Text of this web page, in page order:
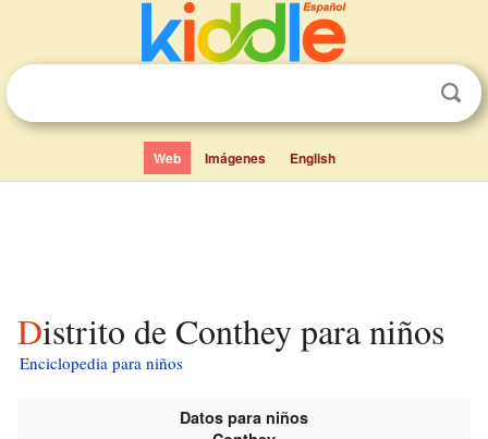
Web Imágenes English
Distrito de Conthey para niños
Enciclopedia para niños
Datos para niños